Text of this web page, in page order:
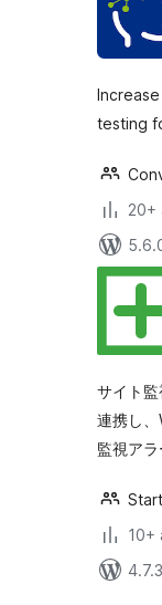
testing
20+
5.6.0
サイト
連携し
監視ア
10+